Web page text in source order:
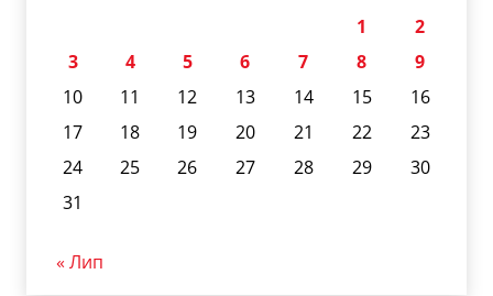
1
2
3
4 5 6 7 8
9
10
11 12 13 14 15
16
17
18 19 20 21 22
23
24
25 26 27 28 29
30
31
« Лип